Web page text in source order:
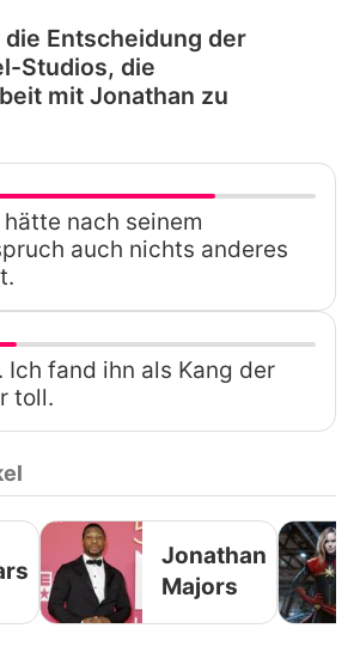
Entscheidung der
Studios, die
mit Jonathan zu
hätte nach seinem
auch nichts anderes
Ich fand ihn als Kang der
toll.
Jonathan
Majors